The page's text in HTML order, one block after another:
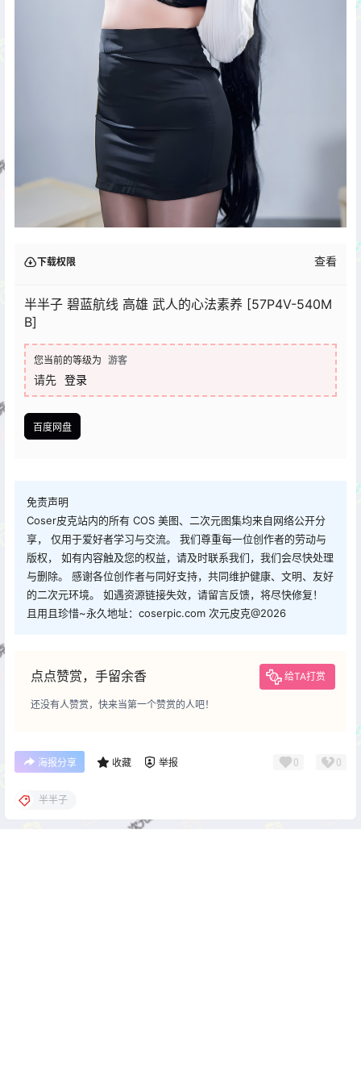
下载权限 查看
半半子 碧蓝航线 高雄 武人的心法素养 [57P4V-540M
B]
您当前的等级为 游客
请先 登录
百度网盘
免责声明
Coser皮克站内的所有 COS 美图、二次元图集均来自网络公开分
享， 仅用于爱好者学习与交流。 我们尊重每一位创作者的劳动与
版权， 如有内容触及您的权益，请及时联系我们，我们会尽快处理
与删除。 感谢各位创作者与同好支持，共同维护健康、文明、友好
的二次元环境。 如遇资源链接失效，请留言反馈，将尽快修复！
且用且珍惜~永久地址：coserpic.com 次元皮克@2026
点点赞赏，手留余香 给TA打赏
还没有人赞赏，快来当第一个赞赏的人吧！
海报分享 收藏 举报 0 0
半半子